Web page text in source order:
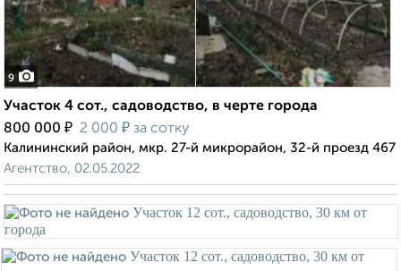
9
Участок 4 сот., садоводство, в черте города
800 000 ₽ 2 000 ₽ за сотку
Калининский район, мкр. 27-й микрорайон, 32-й проезд 467
Агентство, 02.05.2022